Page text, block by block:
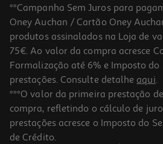
Comida Húmida Para Cão Tow Com
12.05 €/Kg
4,70 €
**Campanha Sem Juros para
Oney Auchan / Cartão Oney
produtos assinalados na Loja de
75€. Ao valor da compra acresce
Formalização até 6% e Imposto do
prestações. Consulte detalhe aqui.
***O valor da primeira prestação
compra, refletindo o cálculo de
prestações acresce o Imposto do
de Crédito.